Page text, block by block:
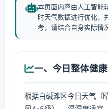
本页面内容由人工智能
时天气数据进行优化，
考，请结合自身实际情
一、今日整体健
根据白碱滩区今日天气